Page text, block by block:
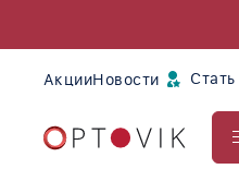
АкцииНовости